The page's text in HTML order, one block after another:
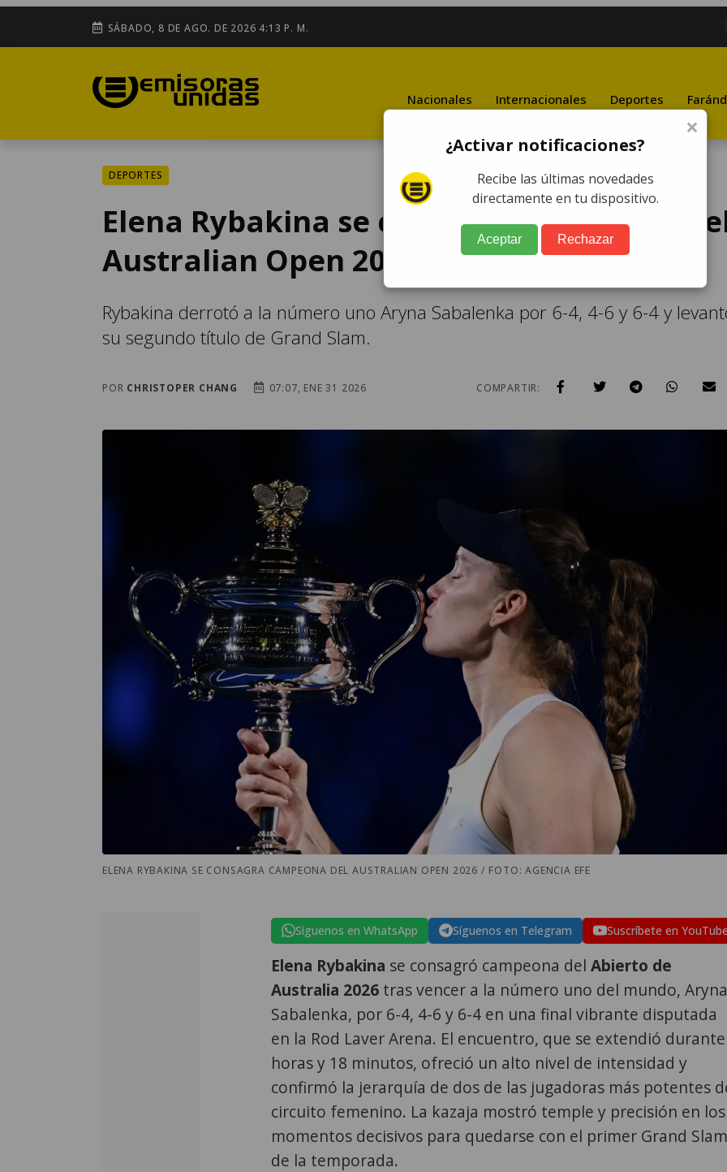
SÁBADO, 8 DE AGO. DE 2026 4:13 P. M.
Nacionales Internacionales Deportes
DEPORTES
Elena Rybakina se consagra campeona
Australian Open 2026
Rybakina derrotó a la número uno Aryna Sabalenka por 6-4, 4-6 y 6-4 y
su segundo título de Grand Slam.
POR CHRISTOPER CHANG 07:07, ENE 31 2026 COMPARTIR:
ELENA RYBAKINA SE CONSAGRA CAMPEONA DEL AUSTRALIAN OPEN 2026 / FOTO: AGENCIA EFE
Síguenos en WhatsApp Síguenos en Telegram Suscríbete en
Elena Rybakina se consagró campeona del Abierto de
Australia 2026 tras vencer a la número uno del mundo, Aryna
Sabalenka, por 6-4, 4-6 y 6-4 en una final vibrante disputada
en la Rod Laver Arena. El encuentro, que se extendió
horas y 18 minutos, ofreció un alto nivel de intensidad y
confirmó la jerarquía de dos de las jugadoras más potentes
circuito femenino. La kazaja mostró temple y precisión en los
momentos decisivos para quedarse con el primer Grand Slam
de la temporada.
×
¿Activar notificaciones?
Recibe las últimas novedades
directamente en tu dispositivo.
Aceptar Rechazar